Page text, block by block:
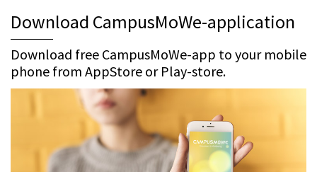
Download CampusMoWe-application
Download free CampusMoWe-app to your mobile
phone from AppStore or Play-store.